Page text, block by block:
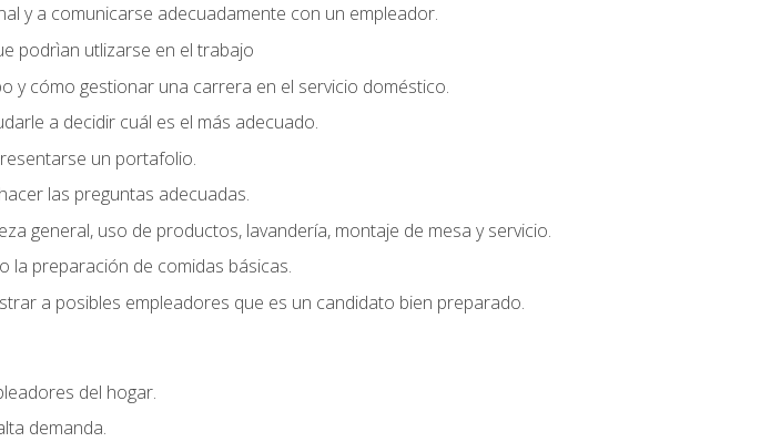
y a comunicarse adecuadamente con un empleador.
podrìan utlizarse en el trabajo
y cómo gestionar una carrera en el servicio doméstico.
a decidir cuál es el más adecuado.
un portafolio.
las preguntas adecuadas.
general, uso de productos, lavandería, montaje de mesa y servicio.
la preparación de comidas básicas.
a posibles empleadores que es un candidato bien preparado.
del hogar.
demanda.